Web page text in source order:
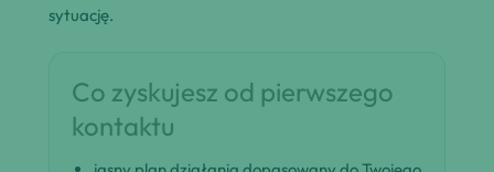
sytuację.
Co zyskujesz od pierwszego
kontaktu